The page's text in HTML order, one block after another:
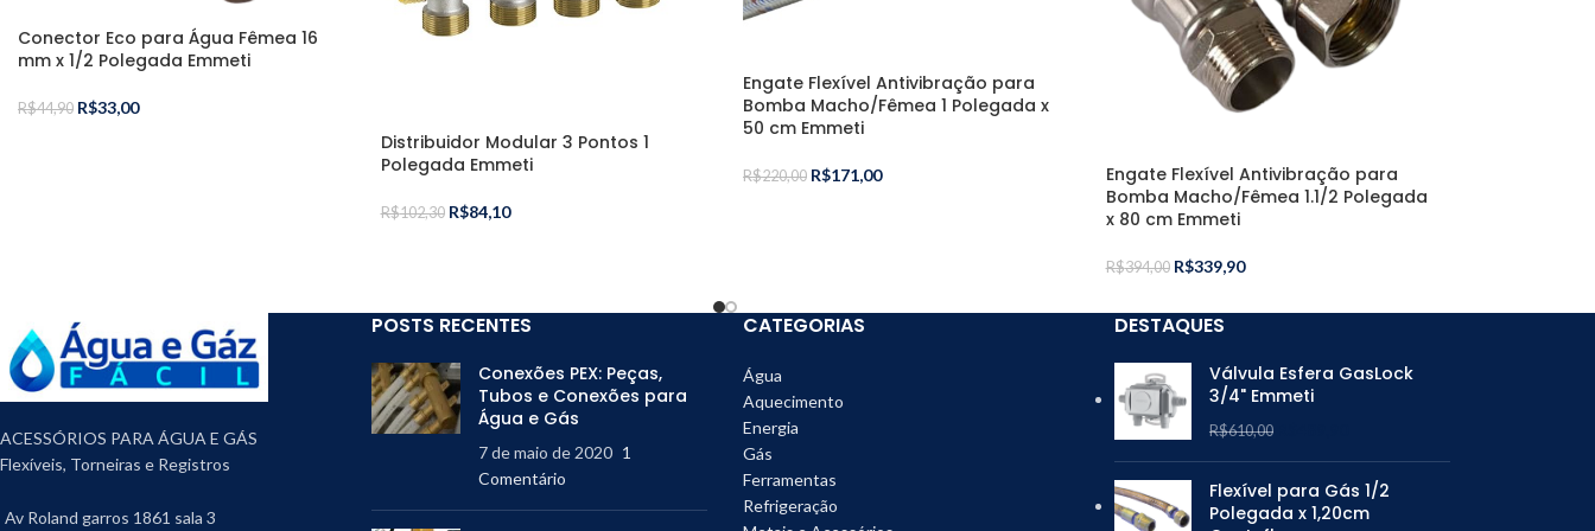
Conector Eco para Água Fêmea 16
mm x 1/2 Polegada Emmeti
R$44,90 R$33,00
Distribuidor Modular 3 Pontos 1
Polegada Emmeti
R$102,30 R$84,10
Engate Flexível Antivibração para
Bomba Macho/Fêmea 1 Polegada x
50 cm Emmeti
R$220,00 R$171,00
Engate Flexível Antivibração para
Bomba Macho/Fêmea 1.1/2 Polegada
x 80 cm Emmeti
R$394,00 R$339,90
ACESSÓRIOS PARA ÁGUA E GÁS
Flexíveis, Torneiras e Registros
Av Roland garros 1861 sala 3
POSTS RECENTES
Conexões PEX: Peças,
Tubos e Conexões para
Água e Gás
7 de maio de 2020 1
Comentário
CATEGORIAS
Água
Aquecimento
Energia
Gás
Ferramentas
Refrigeração
DESTAQUES
Válvula Esfera GasLock
3/4" Emmeti
R$610,00
Flexível para Gás 1/2
Polegada x 1,20cm